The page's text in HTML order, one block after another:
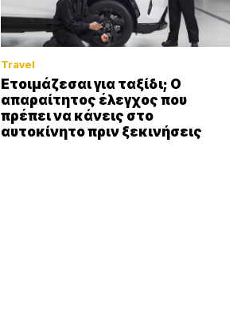
Travel
Ετοιμάζεσαι για ταξίδι; Ο
απαραίτητος έλεγχος που
πρέπει να κάνεις στο
αυτοκίνητο πριν ξεκινήσεις